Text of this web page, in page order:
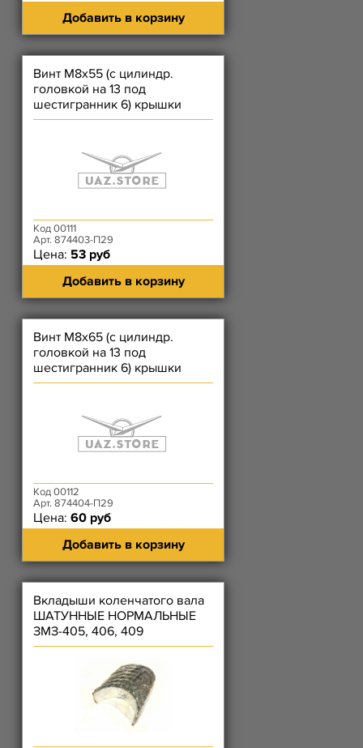
Добавить в корзину
Винт М8х55 (с цилиндр.
головкой на 13 под
шестигранник 6) крышки
цепи средний, дросселя
Код 00111
Арт. 874403-П29
Цена: 53 руб
Добавить в корзину
Винт М8х65 (с цилиндр.
головкой на 13 под
шестигранник 6) крышки
цепи длинный, корпуса
Код 00112
Арт. 874404-П29
Цена: 60 руб
Добавить в корзину
Вкладыши коленчатого вала
ШАТУННЫЕ НОРМАЛЬНЫЕ
ЗМЗ-405, 406, 409